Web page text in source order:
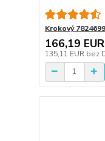
Krokový
166,19 EUR
135,11 EUR bez